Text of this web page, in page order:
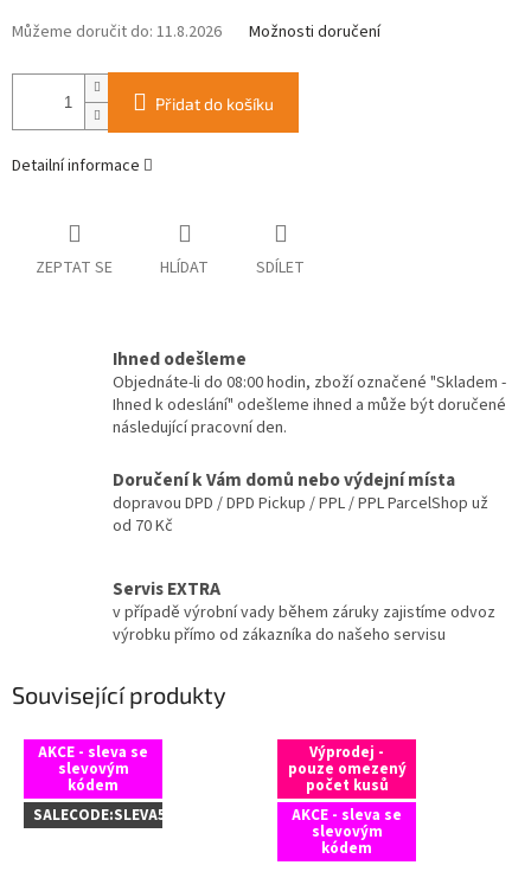
Můžeme doručit do: 11.8.2026 Možnosti doručení
Přidat do košíku
Detailní informace
ZEPTAT SE HLÍDAT SDÍLET
Ihned odešleme
Objednáte-li do 08:00 hodin, zboží označené "Skladem -
Ihned k odeslání" odešleme ihned a může být doručené
následující pracovní den.
Doručení k Vám domů nebo výdejní místa
dopravou DPD / DPD Pickup / PPL / PPL ParcelShop už
od 70 Kč
Servis EXTRA
v případě výrobní vady během záruky zajistíme odvoz
výrobku přímo od zákazníka do našeho servisu
Související produkty
AKCE - sleva se
slevovým
kódem
SALECODE:SLEVA5:5:%
Výprodej -
pouze omezený
počet kusů
AKCE - sleva se
slevovým
kódem